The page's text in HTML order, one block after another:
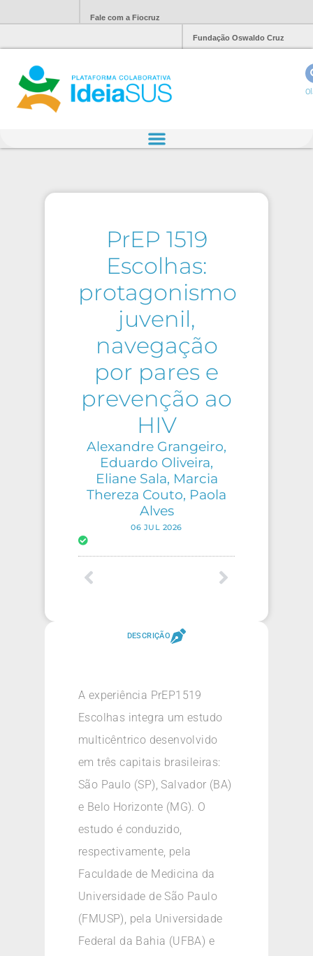
Fale com a Fiocruz
Fundação Oswaldo Cruz
PrEP 1519
Escolhas:
protagonismo
juvenil,
navegação
por pares e
prevenção ao
HIV
Alexandre Grangeiro,
Eduardo Oliveira,
Eliane Sala, Marcia
Thereza Couto, Paola
Alves
06 JUL 2026
DESCRIÇÃO
A experiência PrEP1519
Escolhas integra um estudo
multicêntrico desenvolvido
em três capitais brasileiras:
São Paulo (SP), Salvador (BA)
e Belo Horizonte (MG). O
estudo é conduzido,
respectivamente, pela
Faculdade de Medicina da
Universidade de São Paulo
(FMUSP), pela Universidade
Federal da Bahia (UFBA) e